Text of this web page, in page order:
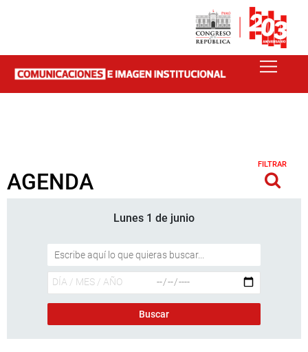
AGENDA
FILTRAR
Lunes 1 de junio